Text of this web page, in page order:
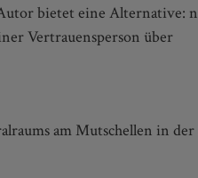
bietet eine Alternative:
Vertrauensperson über
am Mutschellen in